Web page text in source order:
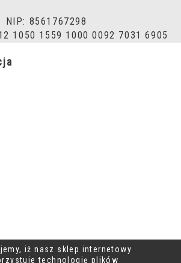
iż nasz sklep internetowy
technologię plików
NIP: 8561767298
1050 1559 1000 0092 7031 6905